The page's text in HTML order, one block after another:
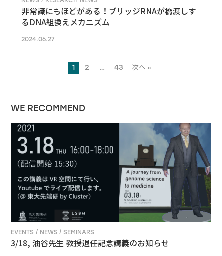
非常識にもほどがある！ブリッジRNAが橋渡しす
るDNA組換えメカニズム
2024.06.27
1 2 … 43 次へ »
WE RECOMMEND
EVENTS / NEWS / SEMINARS
3/18, 油谷先生 教授退任記念講義のお知らせ